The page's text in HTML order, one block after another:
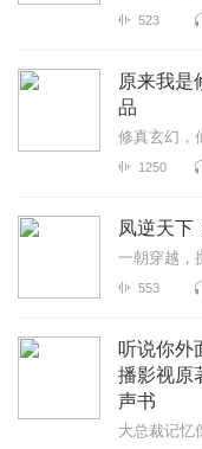
523
原来我是
品
修真玄幻，
1250
凤逆天下
一朝穿越，
553
听说你外
播影视原
声书
大总裁记忆